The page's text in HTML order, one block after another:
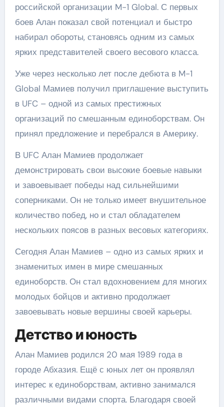
российской организации M-1 Global. С первых
боев Алан показал свой потенциал и быстро
набирал обороты, становясь одним из самых
ярких представителей своего весового класса.
Уже через несколько лет после дебюта в M-1
Global Мамиев получил приглашение выступить
в UFC – одной из самых престижных
организаций по смешанным единоборствам. Он
принял предложение и перебрался в Америку.
В UFC Алан Мамиев продолжает
демонстрировать свои высокие боевые навыки
и завоевывает победы над сильнейшими
соперниками. Он не только имеет внушительное
количество побед, но и стал обладателем
нескольких поясов в разных весовых категориях.
Сегодня Алан Мамиев – одно из самых ярких и
знаменитых имен в мире смешанных
единоборств. Он стал вдохновением для многих
молодых бойцов и активно продолжает
завоевывать новые вершины своей карьеры.
Детство и юность
Алан Мамиев родился 20 мая 1989 года в
городе Абхазия. Ещё с юных лет он проявлял
интерес к единоборствам, активно занимался
различными видами спорта. Благодаря своей